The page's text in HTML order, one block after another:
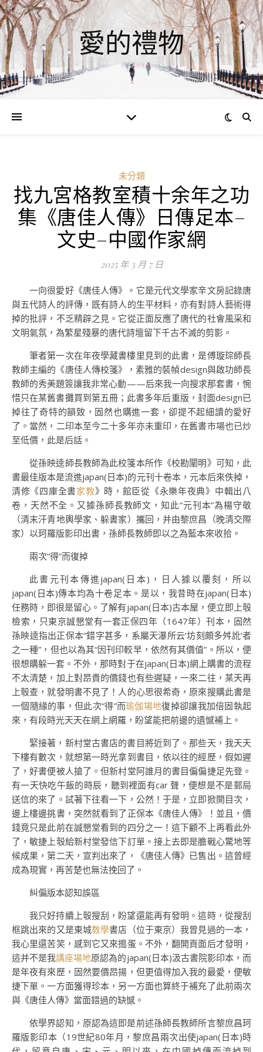
愛的禮物
未分類
找九宮格教室積十余年之功
集《唐佳人傳》日傳足本–
文史–中國作家網
2025 年 3 月 7 日
一向很愛好《唐佳人傳》。它是元代文學家辛文房記錄唐
與五代詩人的評傳，既有詩人的生平材料，亦有對詩人藝術得
掉的批評，不乏精辟之見。它從正面反應了唐代的社會風采和
文明氣氛，為繁星殘暴的唐代詩壇留下千古不滅的剪影。
筆者第一次在年夜學藏書樓里見到的此書，是傅璇琮師長
教師主編的《唐佳人傳校箋》，素雅的裝幀design與啟功師長
教師的秀美題簽讓我非常心動——后來我一向搜求那套書，惋
惜只在某舊書攤買到第五冊；此書多年后重版，封面design已
掉往了奇特的韻致，固然也購進一套，卻提不起細讀的愛好
了。當然，二印本至今二十多年亦未重印，在舊書市場也已炒
至低價，此是后話。
從孫映逵師長教師為此校箋本所作《校勘闡明》可知，此
書最佳版本是流進japan(日本)的元刊十卷本，元本后來佚掉，
清修《四庫全書家教》時，館臣從《永樂年夜典》中輯出八
卷，天然不全。又據孫師長教師文，知此“元刊本”為楊守敬
（清末汗青地輿學家、躲書家）攜回，并由黎庶昌（晚清交際
家）以珂羅版影印出書，孫師長教師即以之為藍本來收拾。
兩次“得”而復掉
此書元刊本傳進japan(日本)，日人據以覆刻，所以
japan(日本)傳本均為十卷足本。是以，我昔時在japan(日本)
任務時，即很是留心。了解有japan(日本)古本屋，便立即上彀
檢索，只東京誠懇堂有一套正保四年（1647年）刊本，固然
孫映逵指出正保本“錯字甚多，系屬天瀑所云‘坊刻頗多舛訛’者
之一種”，但也以為其“因刊印較早，依然有其價值”。所以，便
很想購躲一套。不外，那時對于在japan(日本)網上購書的流程
不太清楚，加上對昂貴的價錢也有些遲疑，一來二往，某天再
上彀查，就發明書不見了！人的心思很希奇，原來搜購此書是
一個隨緣的事，但此次“得”而瑜伽場地復掉卻讓我加倍固執起
來，有段時光天天在網上網羅，盼望能把前邊的遺憾補上。
緊接著，新村堂古書店的書目將近到了。那些天，我天天
下樓有數次，就想第一時光拿到書目，依以往的經歷，假如遲
了，好書便被人搶了。但新村堂阿誰月的書目偏偏捷足先登。
有一天快吃午飯的時辰，聽到裡面有car 聲，便想是不是郵局
送信的來了。試著下往看一下，公然！于是，立即掀開目次，
邊上樓邊挑書，突然就看到了正保本《唐佳人傳》！並且，價
錢竟只是此前在誠懇堂看到的四分之一！這下顧不上再看此外
了，敏捷上彀給新村堂發信下訂單。接上去即是膽戰心驚地等
候成果，第二天，宣判出來了，《唐佳人傳》已售出。這曾經
成為現實，再苦楚也無法挽回了。
糾偏版本認知誤區
我只好持續上彀搜刮，盼望還能再有發明。這時，從搜刮
框跳出來的又是東城教學書店（位于東京）我曾見過的一本，
我心里還苦笑，感到它又來搗蛋。不外，翻開頁面后才發明，
這并不是我講座場地原認為的japan(日本)汲古書院影印本，而
是年夜有來歷，固然要價昂揚，但更值得加入我的最愛，便敏
捷下單。一方面獲得珍本，另一方面也算終于補充了此前兩次
與《唐佳人傳》當面錯過的缺憾。
依學界認知，原認為這即是前述孫師長教師所言黎庶昌珂
羅版影印本（19世紀80年月，黎庶昌兩次出使japan(日本)時